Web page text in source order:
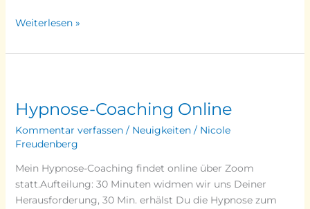
Weiterlesen »
Hypnose-Coaching Online
Kommentar verfassen / Neuigkeiten/ Nicole
Freudenberg
Mein Hypnose-Coaching findet online über Zoom
statt.Aufteilung: 30 Minuten widmen wir uns Deiner
Herausforderung, 30 Min. erhälst Du die Hypnose zum
Online